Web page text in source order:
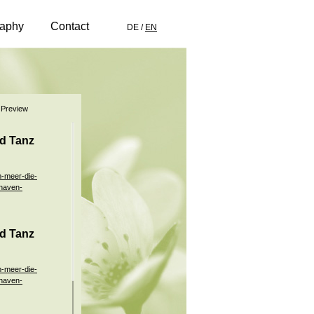
DE / EN
Contact
Preview
Tanz
meer-die-
Tanz
meer-die-